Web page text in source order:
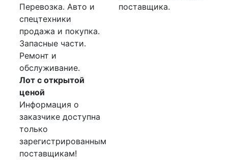
Перевозка. Авто и
спецтехники
продажа и покупка.
Запасные части.
Ремонт и
обслуживание.
Лот с открытой
ценой
Информация о
заказчике доступна
только
зарегистрированным
поставщикам!
поставщика.